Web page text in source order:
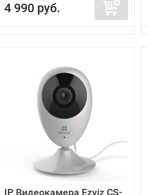
4 990 руб.
IP Видеокамера Ezviz CS-